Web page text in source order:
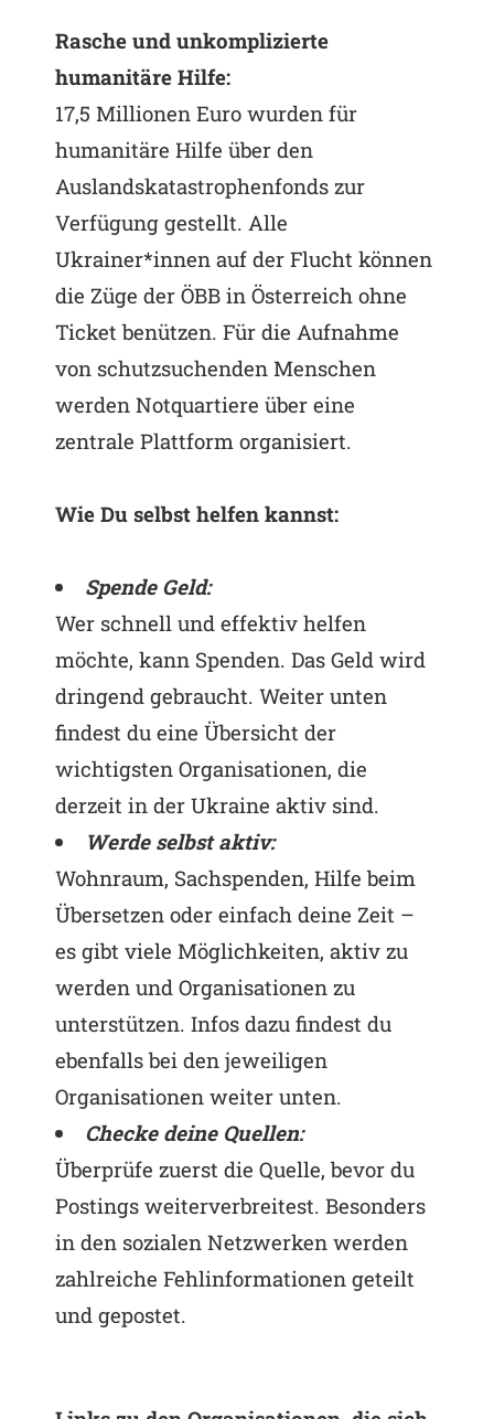
Rasche und unkomplizierte
humanitäre Hilfe:
17,5 Millionen Euro wurden für
humanitäre Hilfe über den
Auslandskatastrophenfonds zur
Verfügung gestellt. Alle
Ukrainer*innen auf der Flucht können
die Züge der ÖBB in Österreich ohne
Ticket benützen. Für die Aufnahme
von schutzsuchenden Menschen
werden Notquartiere über eine
zentrale Plattform organisiert.
Wie Du selbst helfen kannst:
Spende Geld:
Wer schnell und effektiv helfen
möchte, kann Spenden. Das Geld wird
dringend gebraucht. Weiter unten
findest du eine Übersicht der
wichtigsten Organisationen, die
derzeit in der Ukraine aktiv sind.
Werde selbst aktiv:
Wohnraum, Sachspenden, Hilfe beim
Übersetzen oder einfach deine Zeit –
es gibt viele Möglichkeiten, aktiv zu
werden und Organisationen zu
unterstützen. Infos dazu findest du
ebenfalls bei den jeweiligen
Organisationen weiter unten.
Checke deine Quellen:
Überprüfe zuerst die Quelle, bevor du
Postings weiterverbreitest. Besonders
in den sozialen Netzwerken werden
zahlreiche Fehlinformationen geteilt
und gepostet.